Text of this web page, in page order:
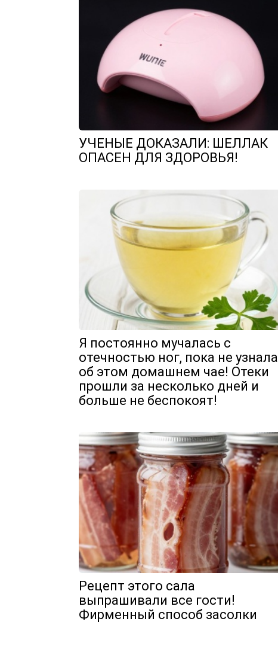
УЧЕНЫЕ ДОКАЗАЛИ: ШЕЛЛАК
ОПАСЕН ДЛЯ ЗДОРОВЬЯ!
Я постоянно мучалась с
отечностью ног, пока не узнала
об этом домашнем чае! Отеки
прошли за несколько дней и
больше не беспокоят!
Рецепт этого сала
выпрашивали все гости!
Фирменный способ засолки